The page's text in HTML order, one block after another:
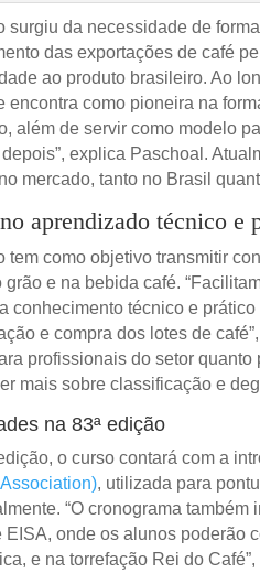
surgiu da necessidade de
das exportações de café
ao produto brasileiro. Ao
encontra como pioneira na
além de servir como modelo
explica Paschoal.
mercado, tanto no Brasil
aprendizado técnico e
tem como objetivo transmitir
grão e na bebida café.
conhecimento técnico e
e compra dos lotes de
profissionais do setor
mais sobre classificação e
na 83ª edição
o curso contará com a
, utilizada para
“O cronograma
EISA, onde os alunos poderão
e na torrefação Rei do